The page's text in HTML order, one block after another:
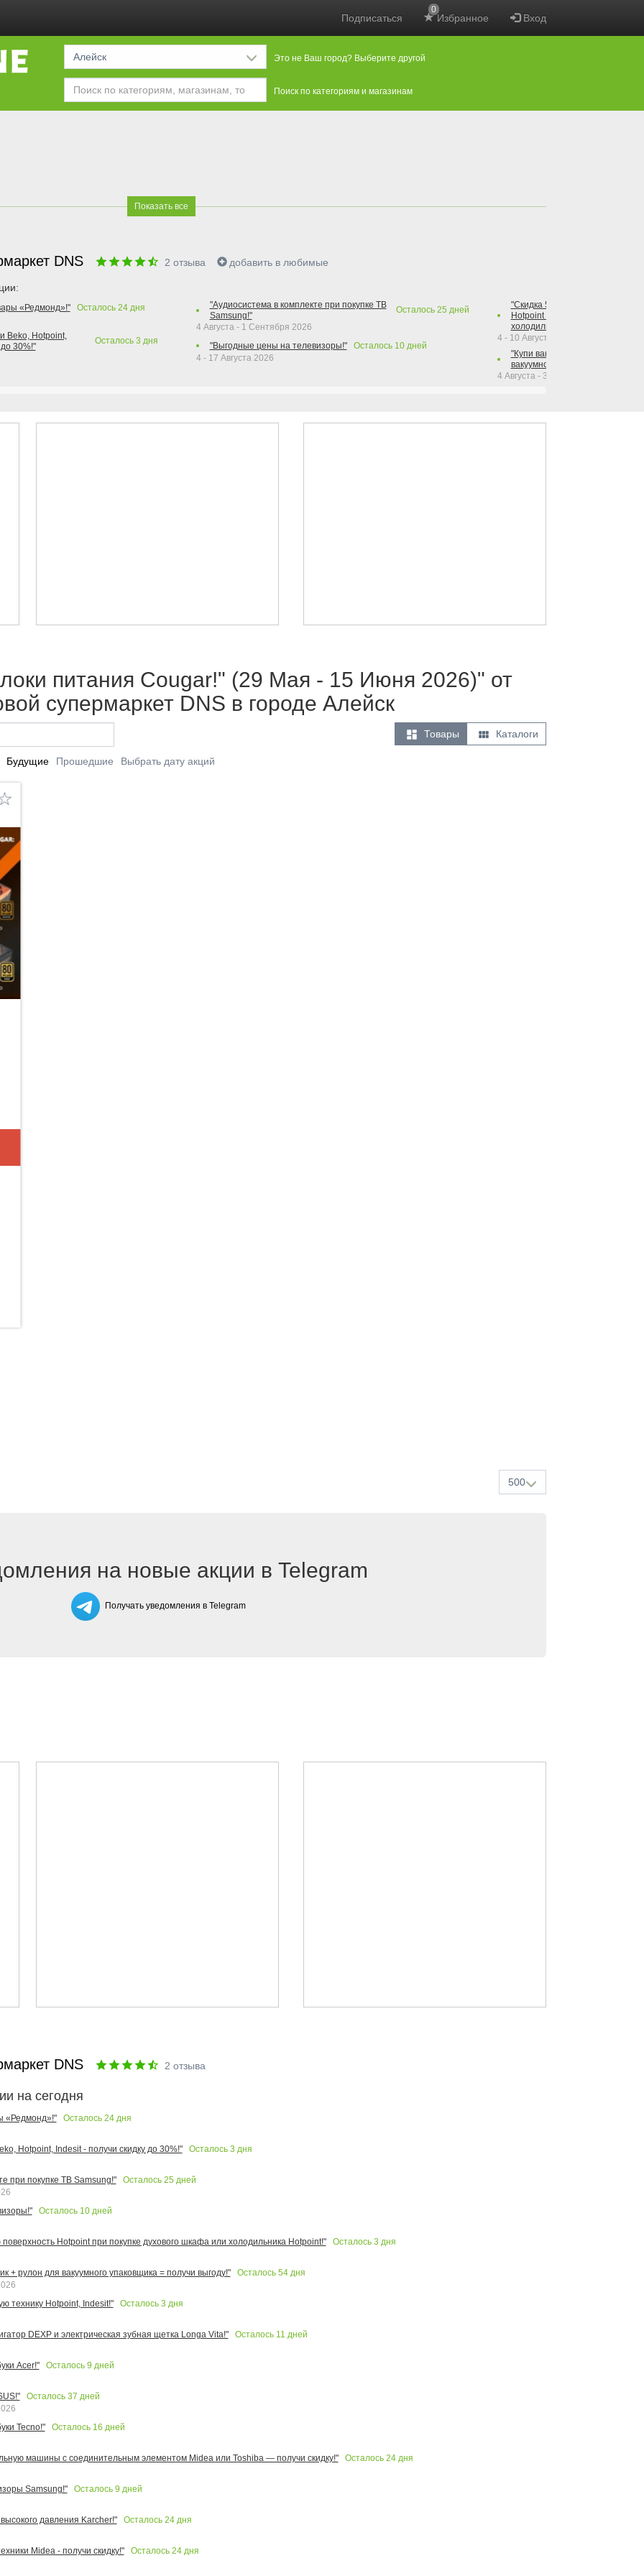
Подписаться Избранное
0
Вход
Алейск Это не Ваш город? Выберите другой
Поиск по категориям и магазинам
Показать все
DNS 2 отзыва добавить в любимые
«Редмонд»!" Осталось 24дня
Beko, Hotpoint,
30%!"
Осталось 3 дня
"Аудиосистема в комплекте при покупке ТВ
Samsung!"
Осталось 25 дней
4 Августа - 1 Сентября 2026
"Выгодные цены на телевизоры!"
Осталось 10дней
4 - 17 Августа 2026
"Скидка 50% на варочную
Hotpoint при покупке духового
холодильника Hotpoint!"
4 - 10 Августа 2026
"Купи вакуумный упаковщик +
вакуумного упаковщика =
4 Августа - 30 Сентября 2026
питания Cougar!" (29 Мая - 15 Июня 2026)" от
супермаркет DNS в городе Алейск
 Товары  Каталоги
Будущие Прошедшие Выбрать дату акций
500
на новые акции в Telegram
Получать уведомления в Telegram
DNS 2 отзыва
на сегодня
«Редмонд»!" Осталось 24дня
Hotpoint, Indesit - получи скидку до 30%!" Осталось 3 дня
при покупке ТВ Samsung!" Осталось 25 дней
Осталось 10дней
Hotpoint при покупке духового шкафа или холодильника Hotpoint!" Осталось 3 дня
+ рулон для вакуумного упаковщика = получи выгоду!" Осталось 54дня
технику Hotpoint, Indesit!"
Осталось 3 дня
DEXP и электрическая зубная щетка Longa Vita!" Осталось 11 дней
Acer!" Осталось 9 дней
Осталось 37 дней
Tecno!"
Осталось 16 дней
машины с соединительным элементом Midea или Toshiba — получи скидку!" Осталось 24дня
Samsung!" Осталось 9 дней
давления Karcher!" Осталось 24дня
Midea - получи скидку!" Осталось 24дня